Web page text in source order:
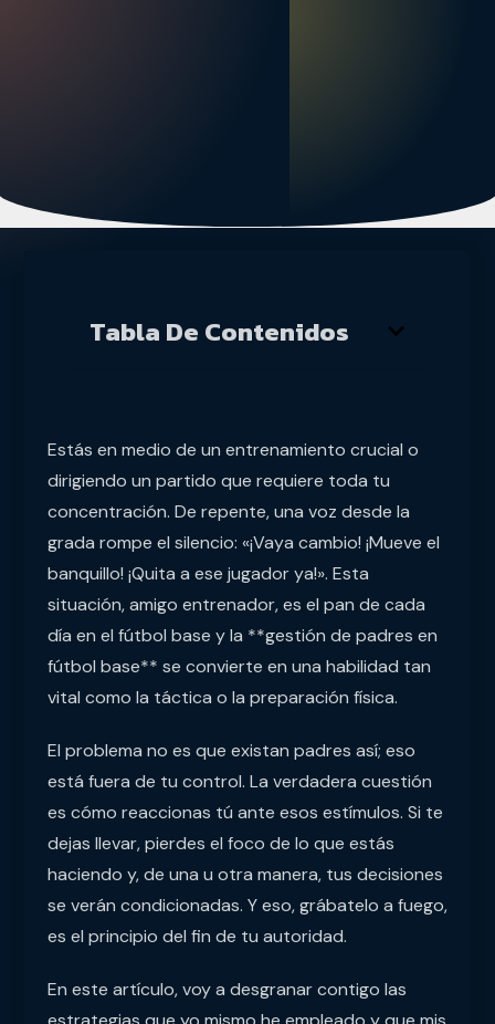
Tabla De Contenidos
Estás en medio de un entrenamiento crucial o
dirigiendo un partido que requiere toda tu
concentración. De repente, una voz desde la
grada rompe el silencio: «¡Vaya cambio! ¡Mueve el
banquillo! ¡Quita a ese jugador ya!». Esta
situación, amigo entrenador, es el pan de cada
día en el fútbol base y la **gestión de padres en
fútbol base** se convierte en una habilidad tan
vital como la táctica o la preparación física.
El problema no es que existan padres así; eso
está fuera de tu control. La verdadera cuestión
es cómo reaccionas tú ante esos estímulos. Si te
dejas llevar, pierdes el foco de lo que estás
haciendo y, de una u otra manera, tus decisiones
se verán condicionadas. Y eso, grábatelo a fuego,
es el principio del fin de tu autoridad.
En este artículo, voy a desgranar contigo las